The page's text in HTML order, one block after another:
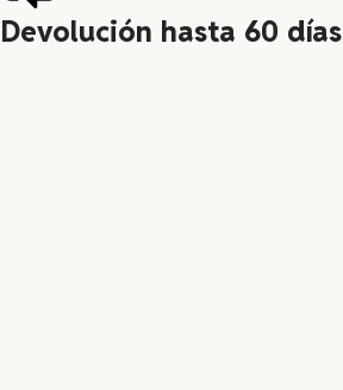
Devolución hasta 60 días